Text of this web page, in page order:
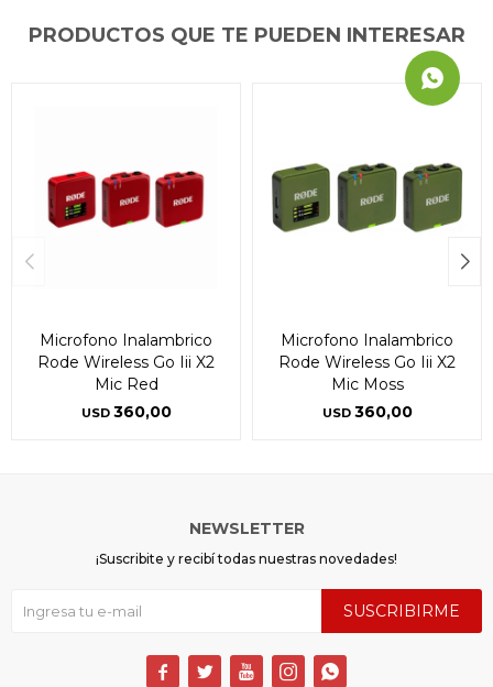
PRODUCTOS QUE TE PUEDEN INTERESAR
Microfono Inalambrico
Rode Wireless Go Iii X2
Mic Red
USD 360,00
Microfono Inalambrico
Rode Wireless Go Iii X2
Mic Moss
USD 360,00
NEWSLETTER
¡Suscribite y recibí todas nuestras novedades!
SUSCRIBIRME
    